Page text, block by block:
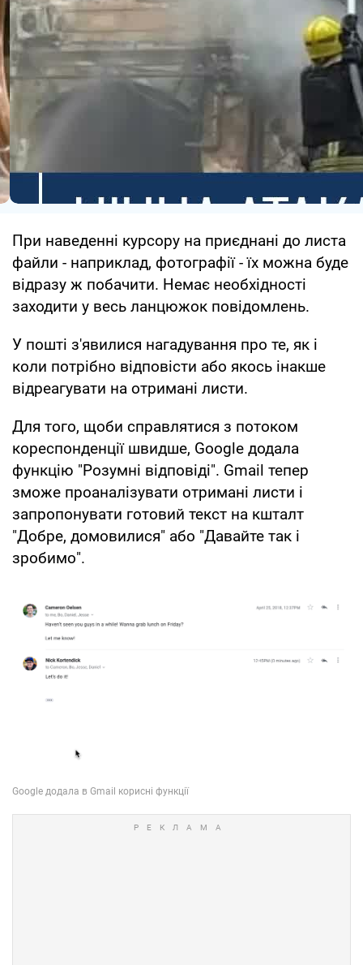
При наведенні курсору на приєднані до листа
файли - наприклад, фотографії - їх можна буде
відразу ж побачити. Немає необхідності
заходити у весь ланцюжок повідомлень.
У пошті з'явилися нагадування про те, як і
коли потрібно відповісти або якось інакше
відреагувати на отримані листи.
Для того, щоби справлятися з потоком
кореспонденції швидше, Google додала
функцію "Розумні відповіді". Gmail тепер
зможе проаналізувати отримані листи і
запропонувати готовий текст на кшталт
"Добре, домовилися" або "Давайте так і
зробимо".